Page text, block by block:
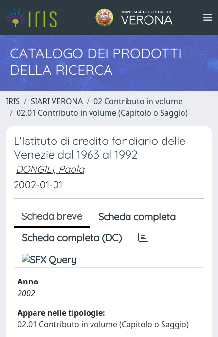
CATALOGO DEI PRODOTTI
DELLA RICERCA
IRIS SIARI VERONA
02 Contributo in volume
02.01 Contributo in volume (Capitolo o Saggio)
L'Istituto di credito fondiario delle
Venezie dal 1963 al 1992
DONGILI, Paola
2002-01-01
Scheda breve
Scheda completa
Scheda completa (DC)
Anno
2002
Appare nelle tipologie:
02.01 Contributo in volume (Capitolo o Saggio)